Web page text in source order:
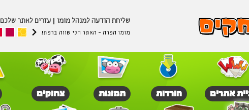
שליחת הודעה למנהל מומו עזרים לאתר שלכם
מומו הפרה - האתר הכי שווה ברפת!
אתרים הורדות תמונות צחוקים